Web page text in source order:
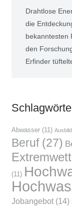
Draht­lo­se
die
bekann­tes­ten
den
Erfin­der
Abwasser(11)
Beruf(27)
(11)
Jobangebot(14)